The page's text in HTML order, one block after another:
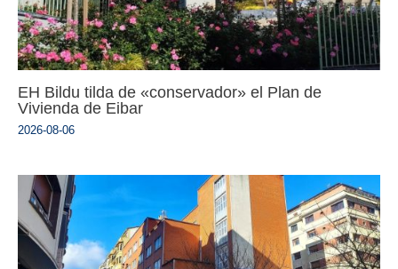
EH Bildu tilda de «conservador» el Plan de
Vivienda de Eibar
2026-08-06